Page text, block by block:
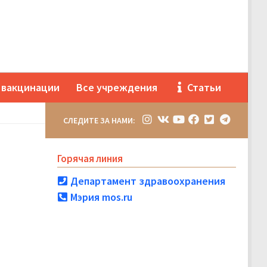
Все учреждения Статьи
СЛЕДИТЕ ЗА НАМИ:
Горячая линия
Департамент здравоохранения
Мэрия mos.ru